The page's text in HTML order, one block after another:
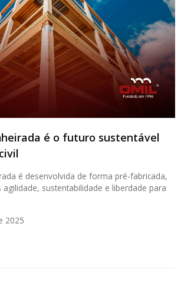
é o futuro sustentável
é desenvolvida de forma pré-fabricada,
sustentabilidade e liberdade para
2025